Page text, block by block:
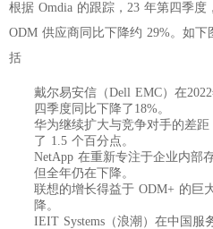
根据 Omdia 的跟踪，23 年第四季度
ODM 供应商同比下降约 29%。如
括
戴尔易安信（Dell EMC）在
四季度同比下降了18%。
华为继续扩大与竞争对手的差
了 1.5 个百分点。
NetApp 在重新专注于企业内部
但全年仍在下降。
联想的增长得益于 ODM+ 的巨
降。
IEIT Systems（浪潮）在中国服